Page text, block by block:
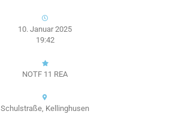
10. Januar 2025
19:42
NOTF 11 REA
Schulstraße, Kellinghusen